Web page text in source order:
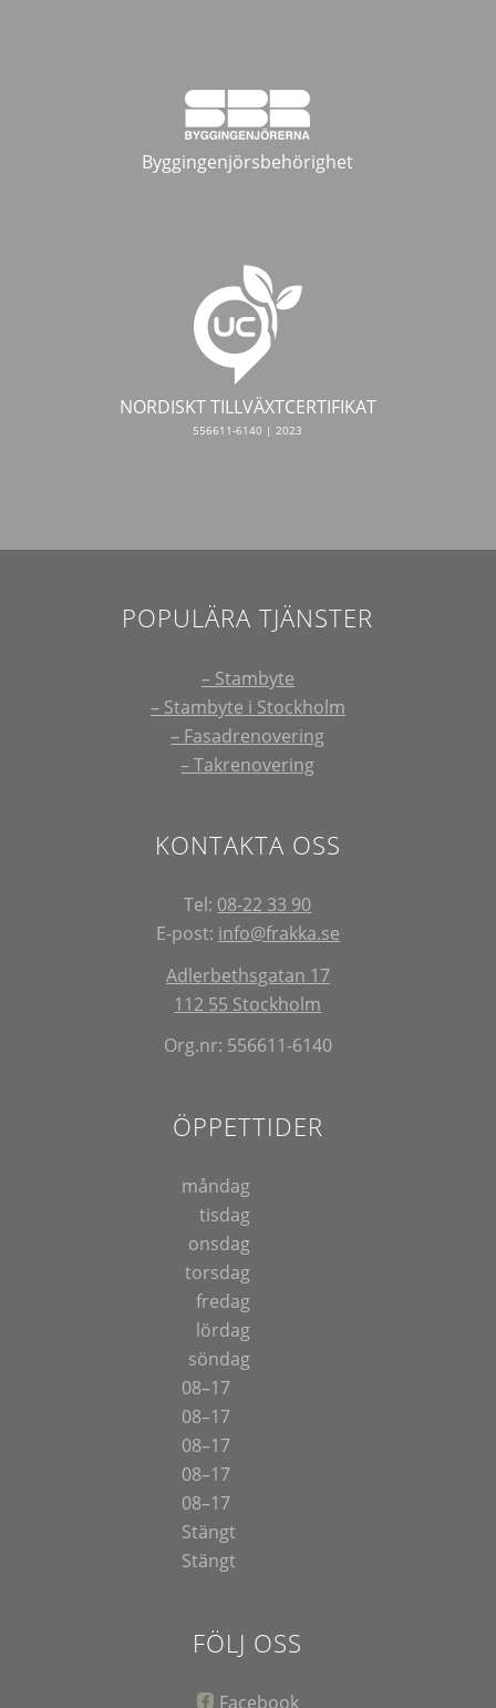
Byggingenjörsbehörighet
NORDISKT TILLVÄXTCERTIFIKAT
556611-6140 | 2023
POPULÄRA TJÄNSTER
– Stambyte
– Stambyte i Stockholm
– Fasadrenovering
– Takrenovering
KONTAKTA OSS
Tel: 08-22 33 90
E-post: info@frakka.se
Adlerbethsgatan 17
112 55 Stockholm
Org.nr: 556611-6140
ÖPPETTIDER
måndag
tisdag
onsdag
torsdag
fredag
lördag
söndag
08–17
08–17
08–17
08–17
08–17
Stängt
Stängt
FÖLJ OSS
Facebook